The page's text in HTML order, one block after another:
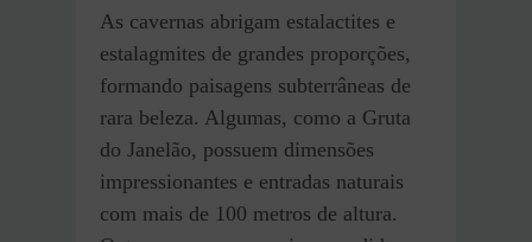
As cavernas abrigam estalactites e
estalagmites de grandes proporções,
formando paisagens subterrâneas de
rara beleza. Algumas, como a Gruta
do Janelão, possuem dimensões
impressionantes e entradas naturais
com mais de 100 metros de altura.